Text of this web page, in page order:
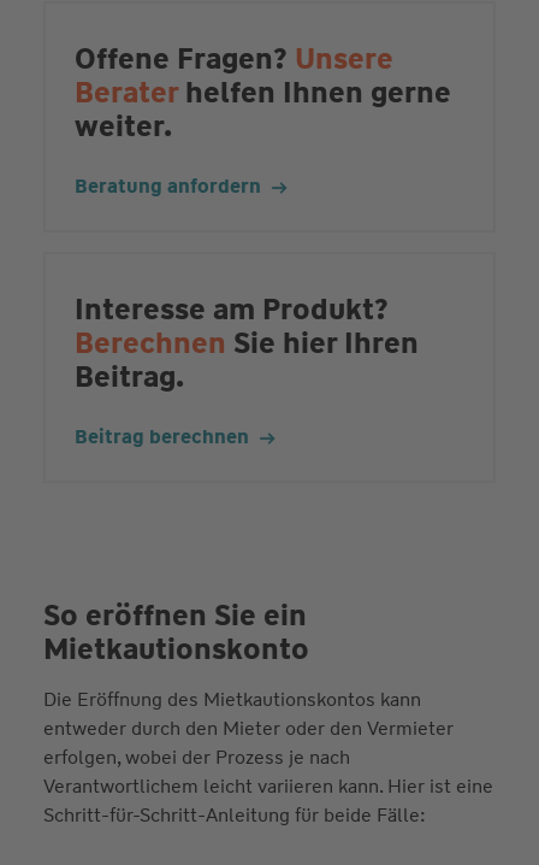
Offene Fragen? Unsere
Beraterhelfen Ihnen gerne
weiter.
Beratung anfordern
Interesse am Produkt?
Berechnen Sie hier Ihren
Beitrag.
Beitrag berechnen
So eröffnen Sie ein
Mietkautionskonto
Die Eröffnung des Mietkautionskontos kann
entweder durch den Mieter oder den Vermieter
erfolgen, wobei der Prozess je nach
Verantwortlichem leicht variieren kann. Hier ist eine
Schritt-für-Schritt-Anleitung für beide Fälle: